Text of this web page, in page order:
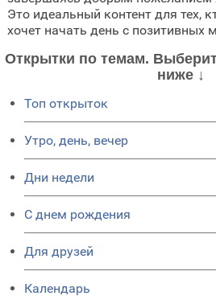
Это идеальный контент для тех,
хочет начать день с позитивных
Открытки по темам.
ниже ↓
Топ открыток
Утро, день, вечер
Дни недели
C днем рождения
Для друзей
Календарь